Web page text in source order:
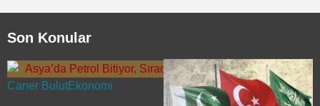
Son Konular
Caner BulutEkonomi